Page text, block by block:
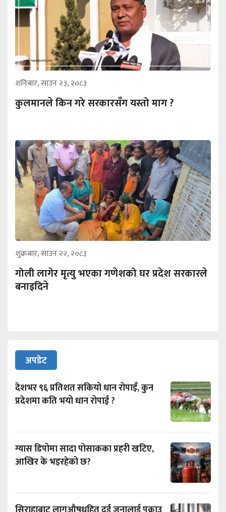
शनिबार, साउन २३, २०८३
कुलमानले किन गरे सरकारसँग यस्तो माग ?
शुक्रबार, साउन २२, २०८३
गोली लागेर मृत्यु भएका गणेशको घर प्रदेश सरकारले
बनाइदिने
अपडेट
देशभर ९६ प्रतिशत सकियो धान रोपाइँ, कुन
प्रदेशमा कति भयो धान रोपाई ?
ग्यास डिपोमा सादा पोसाकका प्रहरी खटिए,
आखिर के भइरहेको छ?